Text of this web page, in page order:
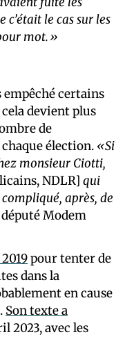
c’était le cas sur les
mot.»
empêché certains
cela devient plus
de
élection. «Si
monsieur Ciotti,
NDLR] qui
compliqué, après, de
Modem
pour tenter de
dans la
en cause
Son texte a
2023, avec les